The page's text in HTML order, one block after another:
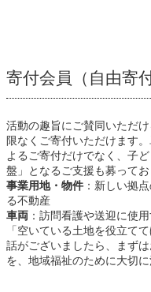
寄付会員（自由寄
活動の趣旨にご賛同いただ
限なくご寄付いただけます
よるご寄付だけでなく、子
盤」となるご支援も募ってお
事業用地・物件 ：新しい拠
る不動産
車両 ：訪問看護や送迎に使
「空いている土地を役立て
話がございましたら、まず
を、地域福祉のために大切